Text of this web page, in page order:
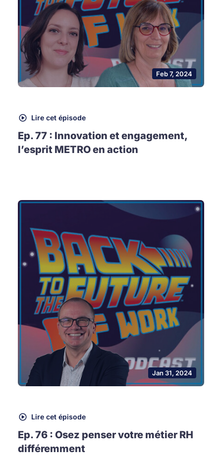
Feb 7, 2024
Lire cet épisode
Ep. 77 : Innovation et engagement,
l’esprit METRO en action
Jan 31, 2024
Lire cet épisode
Ep. 76 : Osez penser votre métier RH
différemment